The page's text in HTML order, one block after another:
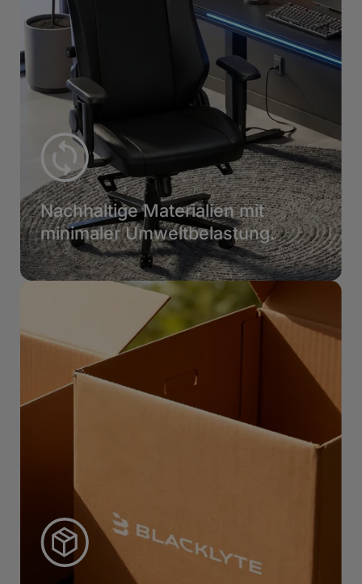
Nachhaltige Materialien mit
minimaler Umweltbelastung.